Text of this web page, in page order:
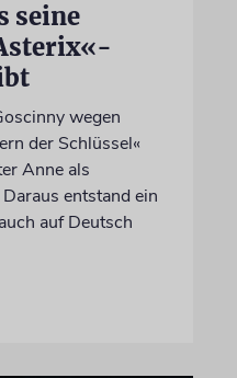
seine
wegen
der Schlüssel«
Anne als
entstand ein
auf Deutsch